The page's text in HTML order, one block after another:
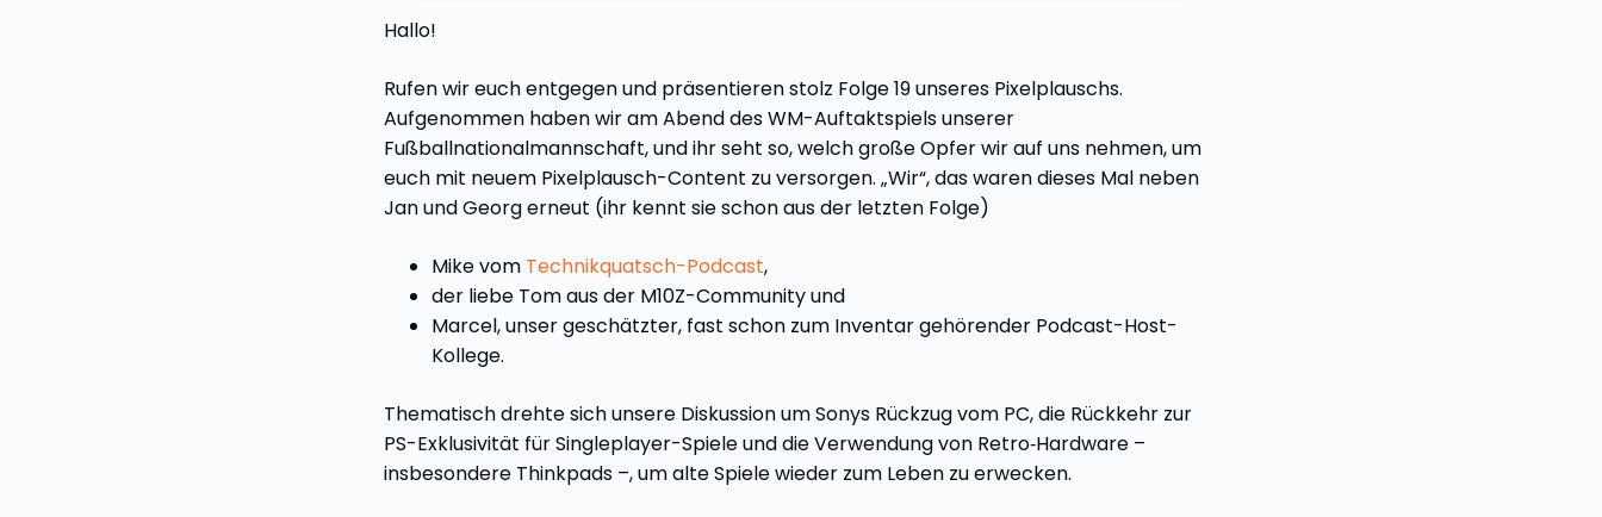
Hallo!
Rufen wir euch entgegen und präsentieren stolz Folge 19 unseres Pixelplauschs.
Aufgenommen haben wir am Abend des WM-Auftaktspiels unserer
Fußballnationalmannschaft, und ihr seht so, welch große Opfer wir auf uns nehmen, um
euch mit neuem Pixelplausch-Content zu versorgen. „Wir“, das waren dieses Mal neben
Jan und Georg erneut (ihr kennt sie schon aus der letzten Folge)
Mike vom Technikquatsch-Podcast,
der liebe Tom aus der M10Z-Community und
Marcel, unser geschätzter, fast schon zum Inventar gehörender Podcast-Host-
Kollege.
Thematisch drehte sich unsere Diskussion um Sonys Rückzug vom PC, die Rückkehr zur
PS-Exklusivität für Singleplayer-Spiele und die Verwendung von Retro‑Hardware –
insbesondere Thinkpads –, um alte Spiele wieder zum Leben zu erwecken.